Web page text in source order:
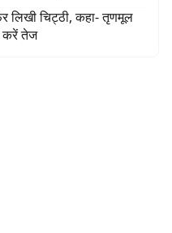
लिखी चिट्ठी, कहा- तृणमूल
करें तेज